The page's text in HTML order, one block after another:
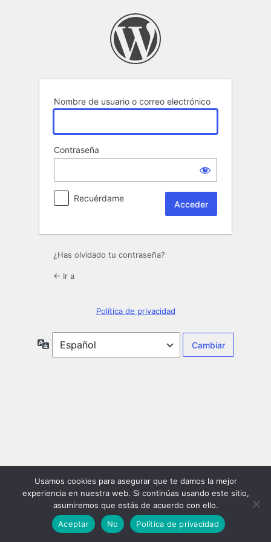
Nombre de usuario o correo electrónico
Contraseña
Recuérdame
¿Has olvidado tu contraseña?
← Ir a
Política de privacidad
Idioma
Usamos cookies para asegurar que te damos la mejor
experiencia en nuestra web. Si continúas usando este sitio,
asumiremos que estás de acuerdo con ello.
Aceptar
No Política de privacidad